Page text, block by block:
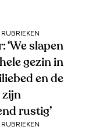
‘We slapen
gezin in
en de
zijn
rustig’